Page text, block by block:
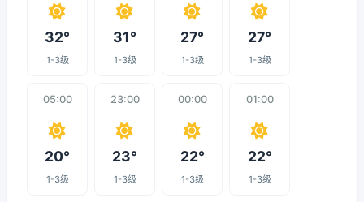
32°
1-3级
31°
1-3级
27°
1-3级
27°
1-3级
05:00
20°
1-3级
23:00
23°
1-3级
00:00
22°
1-3级
01:00
22°
1-3级